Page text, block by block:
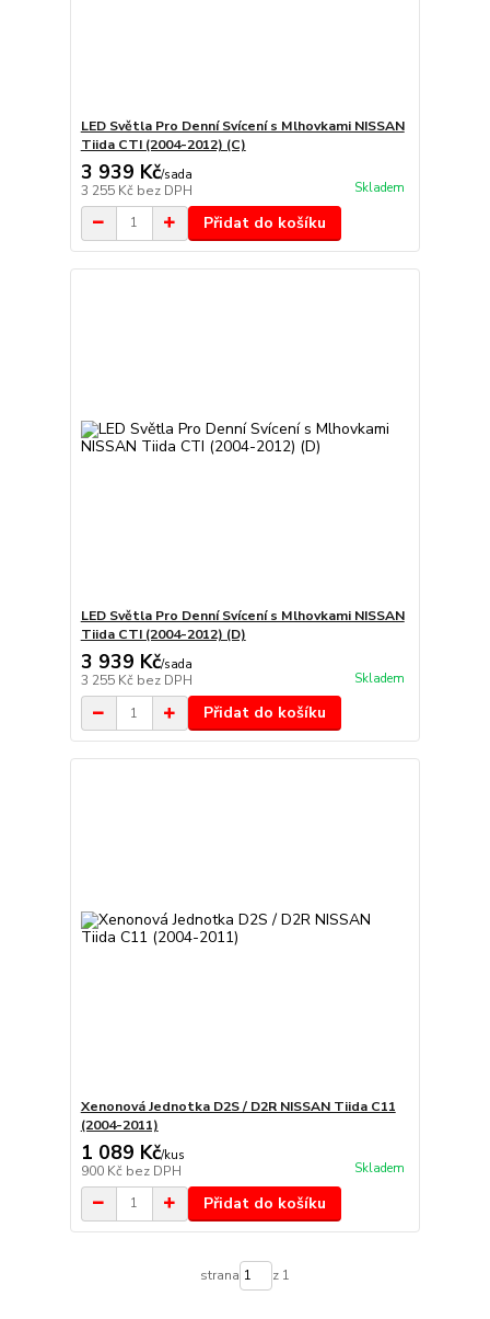
LED Světla Pro Denní Svícení s Mlhovkami NISSAN
Tiida CTI (2004-2012) (C)
3 939 Kč/sada
3 255 Kč bez DPH Skladem
Přidat do košíku
LED Světla Pro Denní Svícení s Mlhovkami NISSAN
Tiida CTI (2004-2012) (D)
3 939 Kč/sada
3 255 Kč bez DPH Skladem
Přidat do košíku
Xenonová Jednotka D2S / D2R NISSAN Tiida C11
(2004-2011)
1 089 Kč/kus
900 Kč bez DPH Skladem
Přidat do košíku
strana z 1